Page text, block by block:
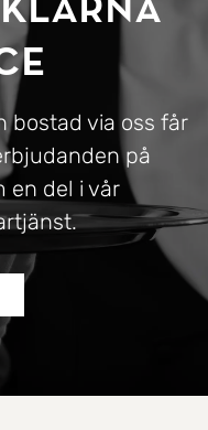
bostad via oss får
på
en del i vår